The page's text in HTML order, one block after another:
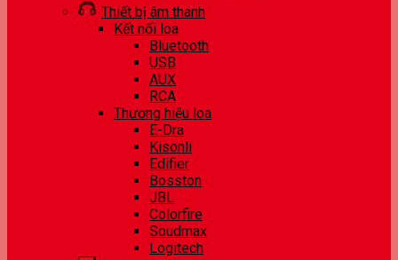
Thiết bị âm thanh
Kết nối loa
Bluetooth
USB
AUX
RCA
Thương hiệu loa
E-Dra
Kisonli
Edifier
Bosston
JBL
Colorfire
Soudmax
Logitech